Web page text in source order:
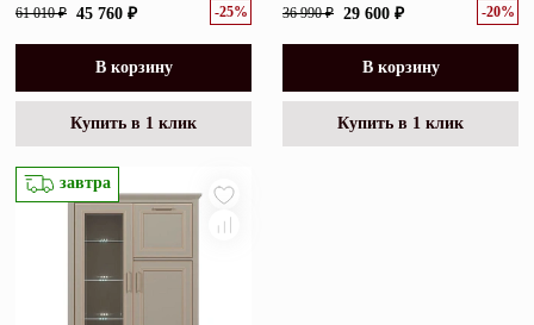
61 010 ₽ 45 760 ₽ -25%
В корзину
Купить в 1 клик
36 990 ₽ 29 600 ₽ -20%
В корзину
Купить в 1 клик
завтра